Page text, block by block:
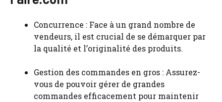
Concurrence : Face à un grand nombre de
vendeurs, il est crucial de se démarquer par
la qualité et l’originalité des produits.
Gestion des commandes en gros : Assurez-
vous de pouvoir gérer de grandes
commandes efficacement pour maintenir